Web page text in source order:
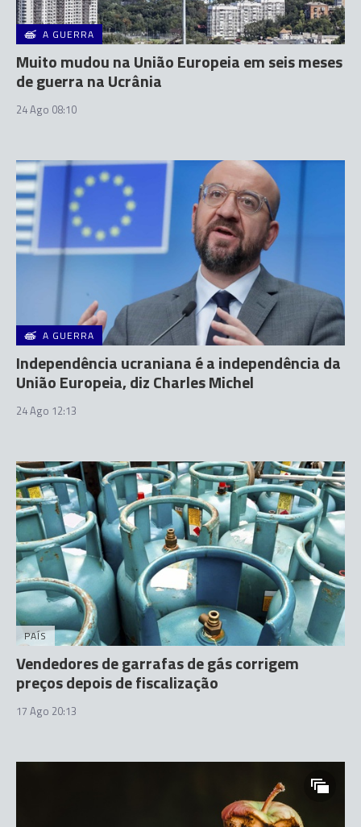
A GUERRA
Muito mudou na União Europeia em seis meses
de guerra na Ucrânia
24 Ago 08:10
A GUERRA
Independência ucraniana é a independência da
União Europeia, diz Charles Michel
24 Ago 12:13
PAÍS
Vendedores de garrafas de gás corrigem
preços depois de fiscalização
17 Ago 20:13